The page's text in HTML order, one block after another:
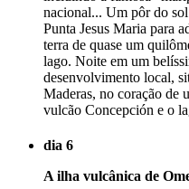
nacional... Um pôr do
Punta Jesus Maria para
terra de quase um
lago. Noite em um
desenvolvimento local,
Maderas, no coração de
vulcão Concepción e o
dia 6
A ilha vulcânica de